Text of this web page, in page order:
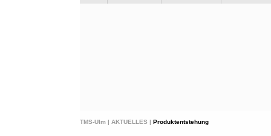
TMS-Ulm | AKTUELLES | Produktentstehung